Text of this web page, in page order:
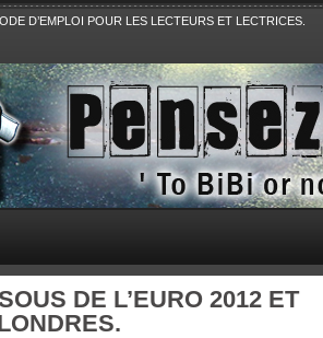
D’EMPLOI POUR LES LECTEURS ET LECTRICES.
la Politique, le Sport,. Avec Revue de
DE L’EURO 2012 ET